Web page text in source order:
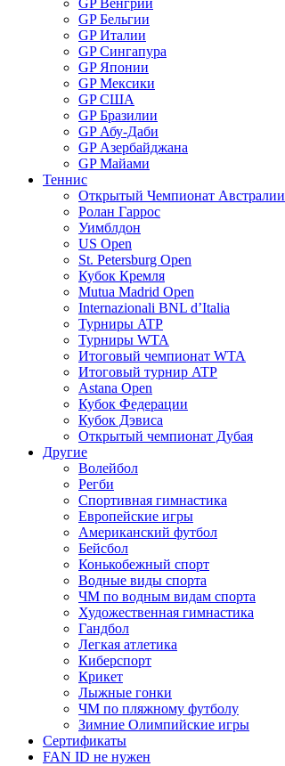
GP Венгрии
GP Бельгии
GP Италии
GP Сингапура
GP Японии
GP Мексики
GP США
GP Бразилии
GP Абу-Даби
GP Азербайджана
GP Майами
Теннис
Открытый Чемпионат Австралии
Ролан Гаррос
Уимблдон
US Open
St. Petersburg Open
Кубок Кремля
Mutua Madrid Open
Internazionali BNL d’Italia
Турниры ATP
Турниры WTA
Итоговый чемпионат WTA
Итоговый турнир ATP
Astana Open
Кубок Федерации
Кубок Дэвиса
Открытый чемпионат Дубая
Другие
Волейбол
Регби
Спортивная гимнастика
Европейские игры
Американский футбол
Бейсбол
Конькобежный спорт
Водные виды спорта
ЧМ по водным видам спорта
Художественная гимнастика
Гандбол
Легкая атлетика
Киберспорт
Крикет
Лыжные гонки
ЧМ по пляжному футболу
Зимние Олимпийские игры
Сертификаты
FAN ID не нужен